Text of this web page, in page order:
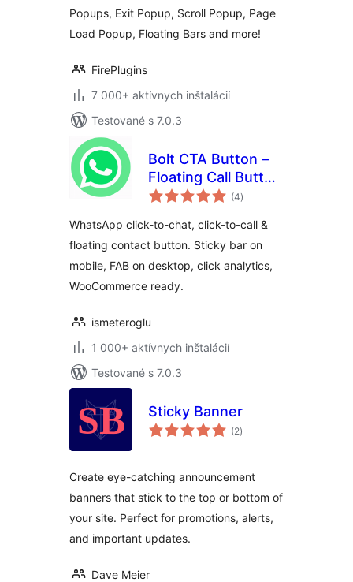
Popups, Exit Popup, Scroll Popup, Page
Load Popup, Floating Bars and more!
FirePlugins
7 000+ aktívnych inštalácií
Testované s 7.0.3
Bolt CTA Button –
Floating Call Button
for WordPress
(4celkové
hodnotenie
)
WhatsApp click-to-chat, click-to-call &
floating contact button. Sticky bar on
mobile, FAB on desktop, click analytics,
WooCommerce ready.
ismeteroglu
1 000+ aktívnych inštalácií
Testované s 7.0.3
Sticky Banner
(2celkové
hodnotenie
)
Create eye-catching announcement
banners that stick to the top or bottom of
your site. Perfect for promotions, alerts,
and important updates.
Dave Meier